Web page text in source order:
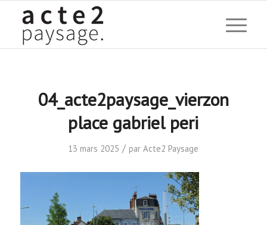
04_acte2paysage_vierzon
place gabriel peri
13 mars 2025 / parActe2 Paysage